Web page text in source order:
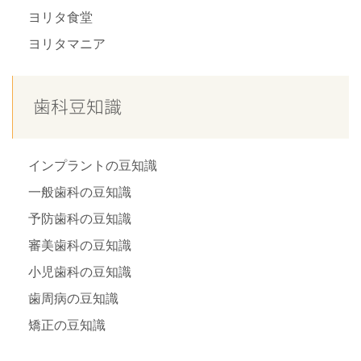
ヨリタ食堂
ヨリタマニア
歯科豆知識
インプラントの豆知識
一般歯科の豆知識
予防歯科の豆知識
審美歯科の豆知識
小児歯科の豆知識
歯周病の豆知識
矯正の豆知識